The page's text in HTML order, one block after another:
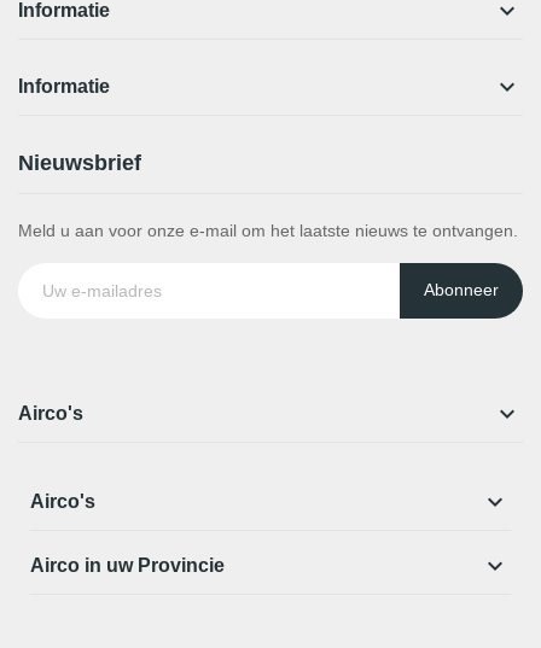
Informatie 
Informatie 
Nieuwsbrief
Meld u aan voor onze e-mail om het laatste nieuws te ontvangen.
Abonneer
Airco's 
Airco's 
Airco in uw Provincie 